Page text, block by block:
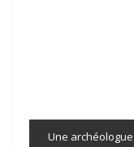
Une